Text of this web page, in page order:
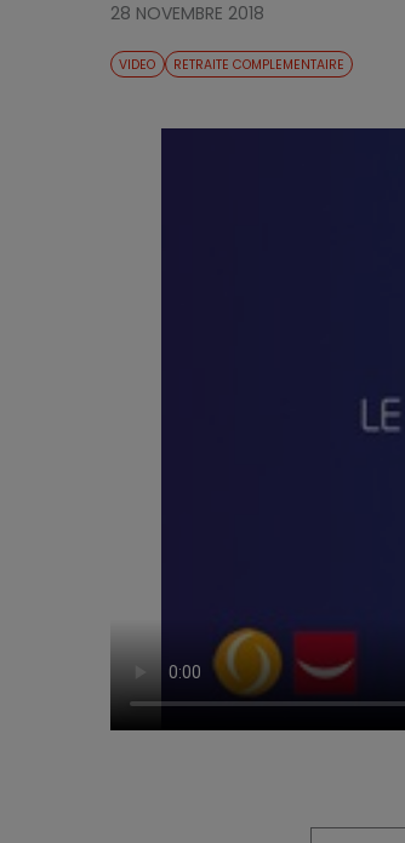
28 NOVEMBRE 2018
VIDEO RETRAITE COMPLEMENTAIRE